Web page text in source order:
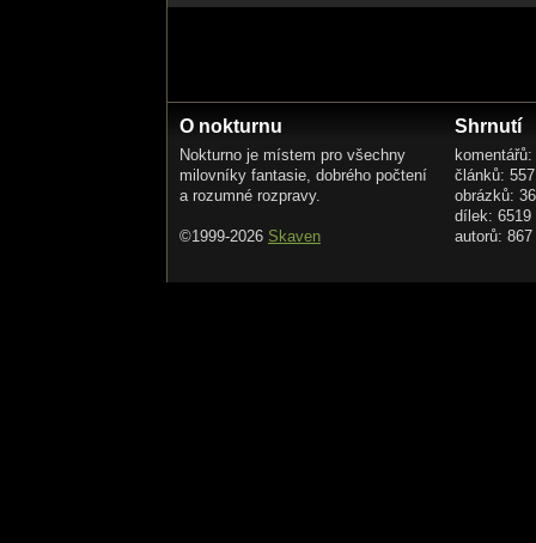
O nokturnu
Nokturno je místem pro všechny
milovníky fantasie, dobrého počtení
a rozumné rozpravy.
©1999-2026 Skaven
Shrnutí
článků: 557
obrázků:
dílek: 6519
autorů: 867